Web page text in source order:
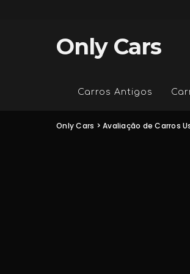
Only Cars
Carros Antigos
Only Cars >Avaliação de Carros